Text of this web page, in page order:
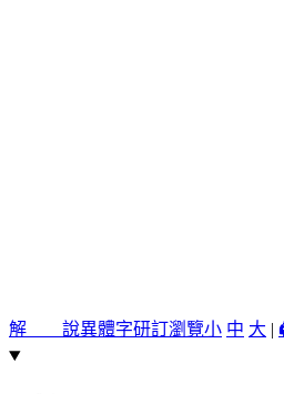
解 說異體字研訂瀏覽小 中 大 |